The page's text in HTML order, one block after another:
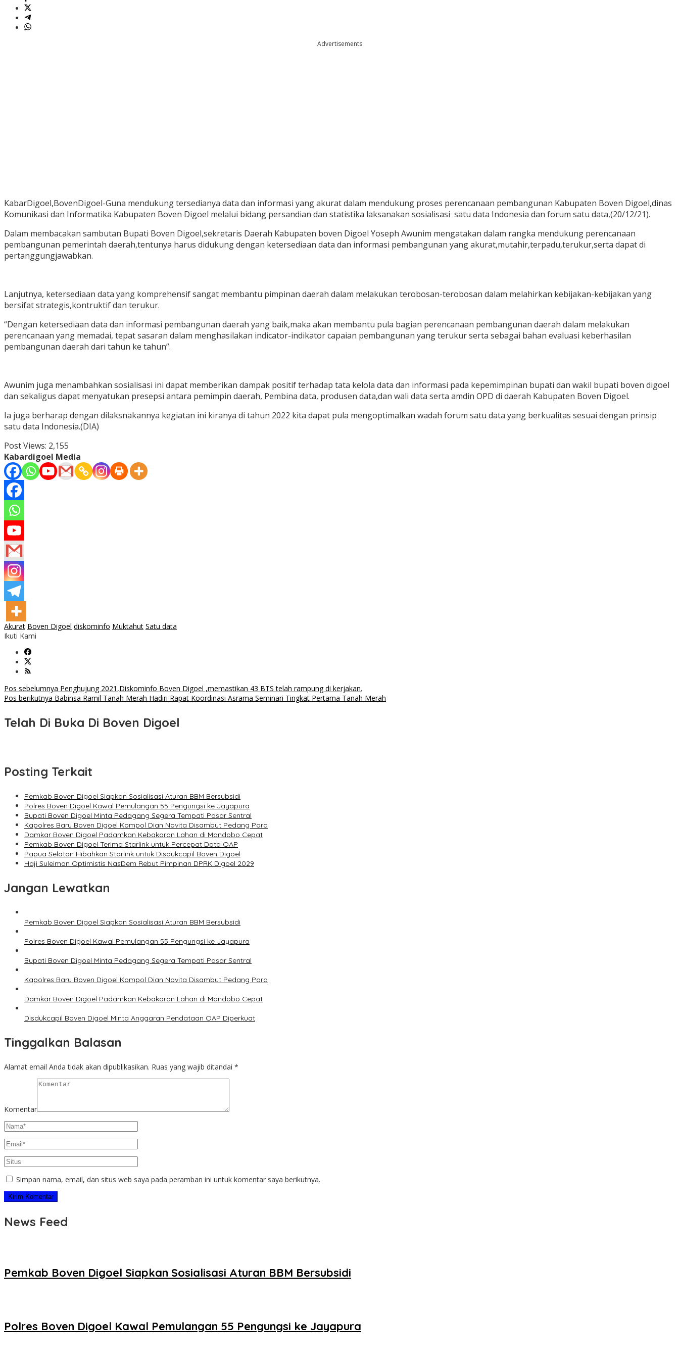
Advertisements
KabarDigoel,BovenDigoel-Guna mendukung tersedianya data dan informasi yang akurat dalam mendukung proses perencanaan pembangunan Kabupaten Boven Digoel,dinas
Komunikasi dan Informatika Kabupaten Boven Digoel melalui bidang persandian dan statistika laksanakan sosialisasi satu data Indonesia dan forum satu data,(20/12/21).
Dalam membacakan sambutan Bupati Boven Digoel,sekretaris Daerah Kabupaten boven Digoel Yoseph Awunim mengatakan dalam rangka mendukung perencanaan
pembangunan pemerintah daerah,tentunya harus didukung dengan ketersediaan data dan informasi pembangunan yang akurat,mutahir,terpadu,terukur,serta dapat di
pertanggungjawabkan.
Lanjutnya, ketersediaan data yang komprehensif sangat membantu pimpinan daerah dalam melakukan terobosan-terobosan dalam melahirkan kebijakan-kebijakan yang
bersifat strategis,kontruktif dan terukur.
“Dengan ketersediaan data dan informasi pembangunan daerah yang baik,maka akan membantu pula bagian perencanaan pembangunan daerah dalam melakukan
perencanaan yang memadai, tepat sasaran dalam menghasilakan indicator-indikator capaian pembangunan yang terukur serta sebagai bahan evaluasi keberhasilan
pembangunan daerah dari tahun ke tahun”.
Awunim juga menambahkan sosialisasi ini dapat memberikan dampak positif terhadap tata kelola data dan informasi pada kepemimpinan bupati dan wakil bupati boven digoel
dan sekaligus dapat menyatukan presepsi antara pemimpin daerah, Pembina data, produsen data,dan wali data serta amdin OPD di daerah Kabupaten Boven Digoel.
Ia juga berharap dengan dilaksnakannya kegiatan ini kiranya di tahun 2022 kita dapat pula mengoptimalkan wadah forum satu data yang berkualitas sesuai dengan prinsip
satu data Indonesia.(DIA)
Post Views: 2,155
Kabardigoel Media
Akurat Boven Digoel diskominfo Muktahut Satu data
Ikuti Kami
Navigasi
Pos sebelumnya Penghujung 2021,Diskominfo Boven Digoel ,memastikan 43 BTS telah rampung di kerjakan.
Pos berikutnya Babinsa Ramil Tanah Merah Hadiri Rapat Koordinasi Asrama Seminari Tingkat Pertama Tanah Merah
Telah Di Buka Di Boven Digoel
Posting Terkait
Pemkab Boven Digoel Siapkan Sosialisasi Aturan BBM Bersubsidi
Polres Boven Digoel Kawal Pemulangan 55 Pengungsi ke Jayapura
Bupati Boven Digoel Minta Pedagang Segera Tempati Pasar Sentral
Kapolres Baru Boven Digoel Kompol Dian Novita Disambut Pedang Pora
Damkar Boven Digoel Padamkan Kebakaran Lahan di Mandobo Cepat
Pemkab Boven Digoel Terima Starlink untuk Percepat Data OAP
Papua Selatan Hibahkan Starlink untuk Disdukcapil Boven Digoel
Haji Suleiman Optimistis NasDem Rebut Pimpinan DPRK Digoel 2029
Jangan Lewatkan
Pemkab Boven Digoel Siapkan Sosialisasi Aturan BBM Bersubsidi
Polres Boven Digoel Kawal Pemulangan 55 Pengungsi ke Jayapura
Bupati Boven Digoel Minta Pedagang Segera Tempati Pasar Sentral
Kapolres Baru Boven Digoel Kompol Dian Novita Disambut Pedang Pora
Damkar Boven Digoel Padamkan Kebakaran Lahan di Mandobo Cepat
Disdukcapil Boven Digoel Minta Anggaran Pendataan OAP Diperkuat
Tinggalkan Balasan
Alamat email Anda tidak akan dipublikasikan. Ruas yang wajib ditandai *
Komentar
Simpan nama, email, dan situs web saya pada peramban ini untuk komentar saya berikutnya.
News Feed
Pemkab Boven Digoel Siapkan Sosialisasi Aturan BBM Bersubsidi
Polres Boven Digoel Kawal Pemulangan 55 Pengungsi ke Jayapura